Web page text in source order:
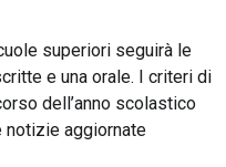
superiori seguirà le
e una orale. I criteri di
dell’anno scolastico
notizie aggiornate